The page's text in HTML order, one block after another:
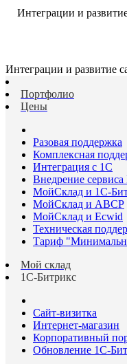
Интеграции и
Интеграции и развитие
Портфолио
Цены
Разовая поддержка
Комплексная
Интеграция с 1С
Внедрение
МойСклад и 1С-
МойСклад и ABCP
МойСклад и Ecwid
Техническая
Тариф
Мой склад
1С-Битрикс
Сайт-визитка
Интернет-магазин
Корпоративный
Обновление 1С-